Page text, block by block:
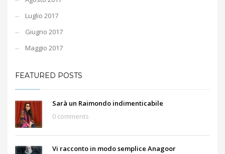
Luglio 2017
Giugno 2017
Maggio 2017
FEATURED POSTS
Sarà un Raimondo indimenticabile
0 comments
Vi racconto in modo semplice Anagoor